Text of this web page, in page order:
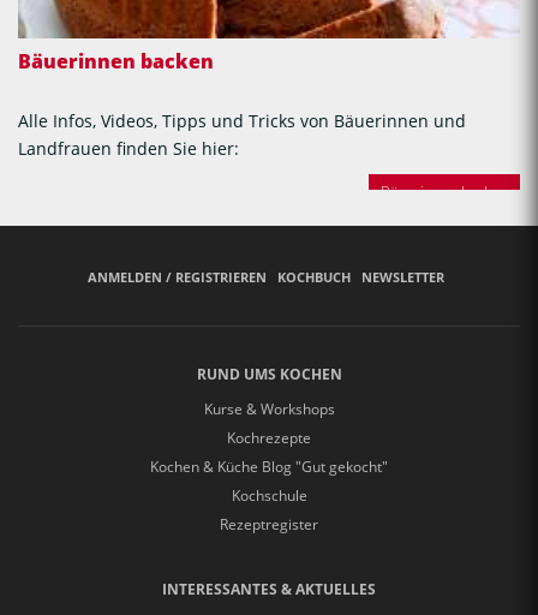
Bäuerinnen backen
Alle Infos, Videos, Tipps und Tricks von Bäuerinnen und
Landfrauen finden Sie hier:
Bäuerinnen backen
ANMELDEN / REGISTRIEREN KOCHBUCH NEWSLETTER
RUND UMS KOCHEN
Kurse & Workshops
Kochrezepte
Kochen & Küche Blog "Gut gekocht"
Kochschule
Rezeptregister
INTERESSANTES & AKTUELLES